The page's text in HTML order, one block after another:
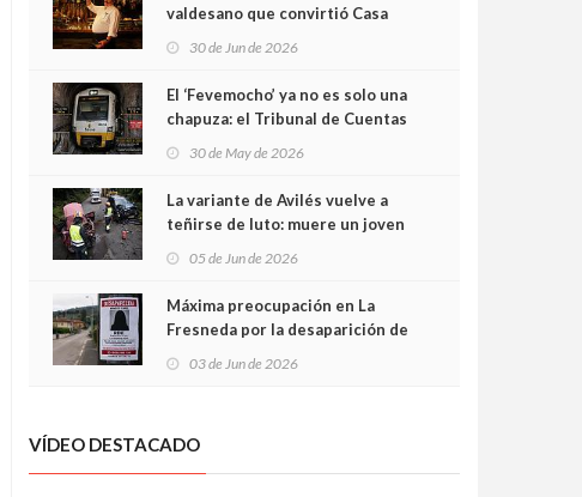
valdesano que convirtió Casa
30 de Jun de 2026
El ‘Fevemocho’ ya no es solo una
chapuza: el Tribunal de Cuentas
sobrecoste de los trenes que no
cabían por los túneles
30 de May de 2026
La variante de Avilés vuelve a
teñirse de luto: muere un joven
05 de Jun de 2026
Máxima preocupación en La
Fresneda por la desaparición de
03 de Jun de 2026
VÍDEO DESTACADO